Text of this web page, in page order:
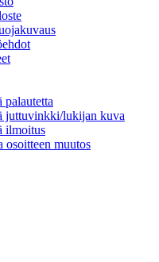
palautetta
juttuvinkki/lukijan kuva
ilmoitus
osoitteen muutos